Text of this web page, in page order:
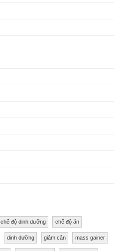
chế độ dinh dưỡng chế độ ăn
dinh dưỡng giảm cân mass gainer